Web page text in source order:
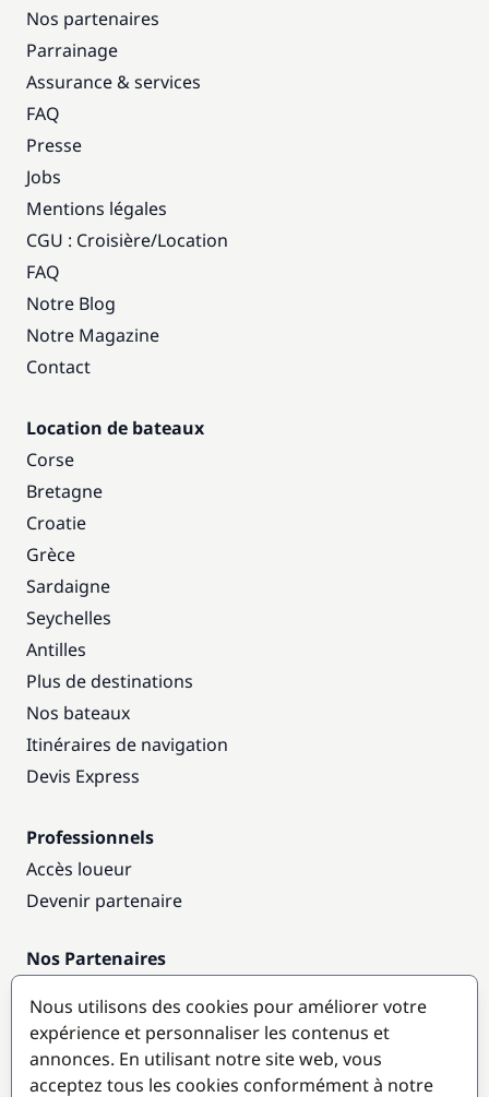
Nos partenaires
Parrainage
Assurance & services
FAQ
Presse
Jobs
Mentions légales
CGU : Croisière/Location
FAQ
Notre Blog
Notre Magazine
Contact
Location de bateaux
Corse
Bretagne
Croatie
Grèce
Sardaigne
Seychelles
Antilles
Plus de destinations
Nos bateaux
Itinéraires de navigation
Devis Express
Professionnels
Accès loueur
Devenir partenaire
Nos Partenaires
Destinations populaires
Nous utilisons des cookies pour améliorer votre
expérience et personnaliser les contenus et
annonces. En utilisant notre site web, vous
acceptez tous les cookies conformément à notre